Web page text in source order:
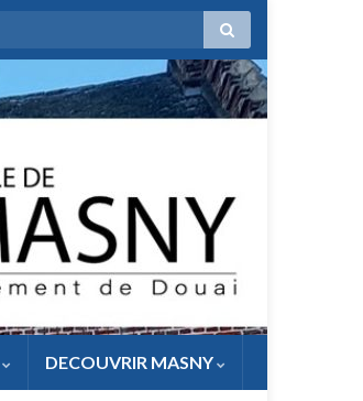
DECOUVRIR MASNY